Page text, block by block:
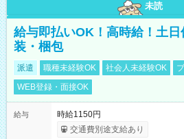
未読
給与即払いOK！高時給！土
装・梱包
派遣 職種未経験OK 社会人未経験OK
WEB登録・面接OK
給与
時給1150円
交通費別途支給あり